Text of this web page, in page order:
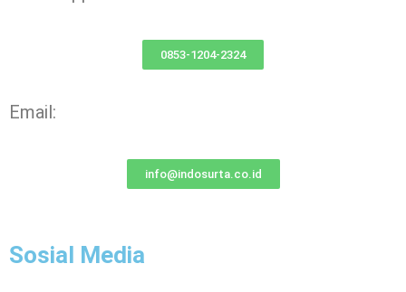
0853-1204-2324
Email:
info@indosurta.co.id
Sosial Media